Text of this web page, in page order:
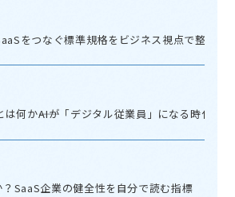
をつなぐ標準規格をビジネス視点で整理す
何か――AIが「デジタル従業員」になる時代の
SaaS企業の健全性を自分で読む指標